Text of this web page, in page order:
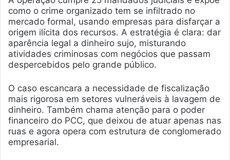
como o crime organizado tem se infiltrado no
mercado formal, usando empresas para disfarçar a
origem ilícita dos recursos. A estratégia é clara: dar
aparência legal a dinheiro sujo, misturando
atividades criminosas com negócios que passam
despercebidos pelo grande público.
O caso escancara a necessidade de fiscalização
mais rigorosa em setores vulneráveis à lavagem de
dinheiro. Também chama atenção para o poder
financeiro do PCC, que deixou de atuar apenas nas
ruas e agora opera com estrutura de conglomerado
empresarial.